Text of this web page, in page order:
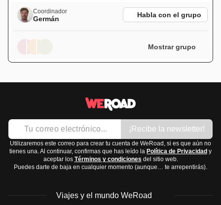
Coordinador
Germán Habla con el grupo
Mostrar grupo
¡Recibe la newsletter!
Utilizaremos este correo para crear tu cuenta de WeRoad, si es que aún no
tienes una. Al continuar, confirmas que has leído la Política de Privacidad y
aceptar los Términos y condiciones del sitio web.
Puedes darte de baja en cualquier momento (aunque… te arrepentirás).
Viajes y el mundo WeRoad